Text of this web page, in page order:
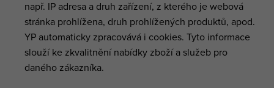
např. IP adresa a druh zařízení, z kterého je webová
stránka prohlížena, druh prohlížených produktů, apod.
YP automaticky zpracovává i cookies. Tyto informace
slouží ke zkvalitnění nabídky zboží a služeb pro
daného zákazníka.